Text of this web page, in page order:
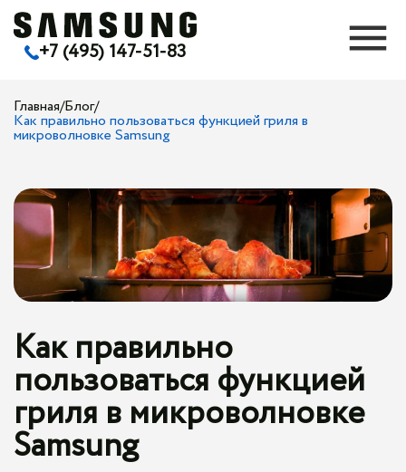
+7 (495) 147-51-83
Главная/Блог/
Как правильно пользоваться функцией гриля в
микроволновке Samsung
Как правильно
пользоваться функцией
гриля в микроволновке
Samsung